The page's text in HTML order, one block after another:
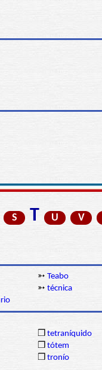
S T U V
➳ Teabo
➳ técnica
❒ tetraníquido
❒ tótem
❒ tronío